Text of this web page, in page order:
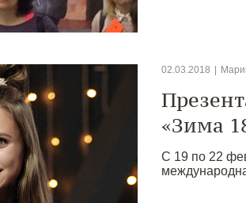
02.03.2018
«Зима
С 19 по 22